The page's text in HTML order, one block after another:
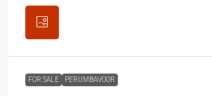
FOR SALE PERUMBAVOOR